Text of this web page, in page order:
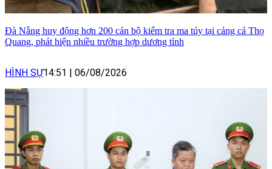
Đà Nẵng huy động hơn 200 cán bộ kiểm tra ma túy tại cảng cá Thọ
Quang, phát hiện nhiều trường hợp dương tính
HÌNH SỰ14:51 | 06/08/2026